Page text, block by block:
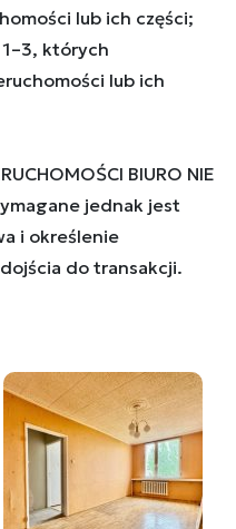
lub ich części;
których
lub ich
BIURO NIE
jednak jest
i określenie
do transakcji.